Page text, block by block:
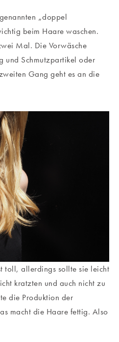
„doppel
beim Haare waschen.
Mal. Die Vorwäsche
und Schmutzpartikel oder
Gang geht es an die
toll, allerdings sollte sie leicht
kratzten und auch nicht zu
die Produktion der
macht die Haare fettig. Also